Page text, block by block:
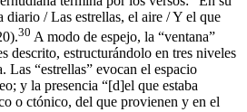
diario / Las estrellas, el aire / Y el que
30 A modo de espejo, la “ventana”
descrito, estructurándolo en tres niveles
Las “estrellas” evocan el espacio
y la presencia “[d]el que estaba
o ctónico, del que provienen y en el